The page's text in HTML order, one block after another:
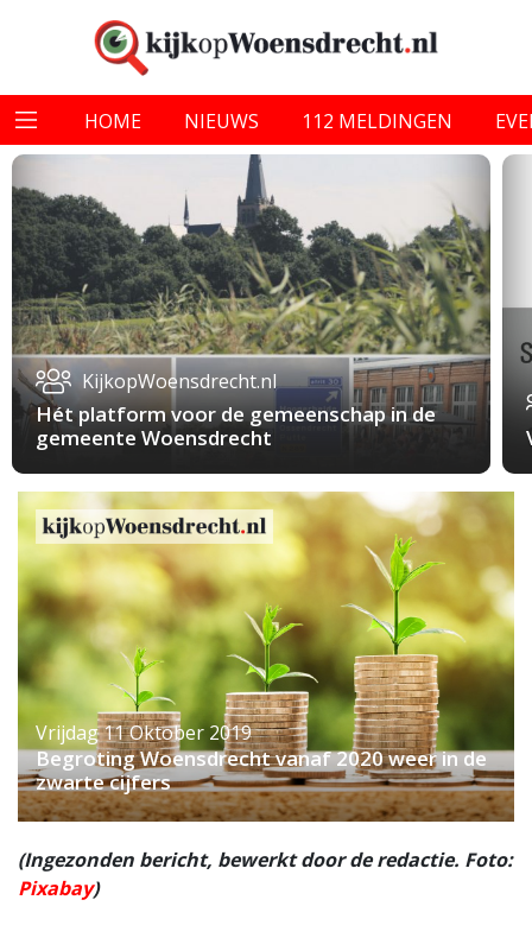
HOME NIEUWS 112 MELDINGEN
KijkopWoensdrecht.nl
Hét platform voor de gemeenschap in de
gemeente Woensdrecht
Vrijdag 11 Oktober 2019
Begroting Woensdrecht vanaf 2020 weer in de
zwarte cijfers
(Ingezonden bericht, bewerkt door de redactie. Foto:
Pixabay)